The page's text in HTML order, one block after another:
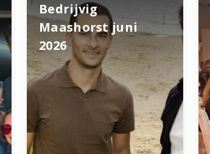
Bedrijvig
Maashorst juni
2026